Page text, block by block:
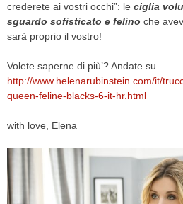
crederete ai vostri occhi”: le ciglia
sguardo sofisticato e felino che
sarà proprio il vostro!
Volete saperne di più’? Andate su
http://www.helenarubinstein.com/it/
queen-feline-blacks-6-it-hr.html
with love, Elena